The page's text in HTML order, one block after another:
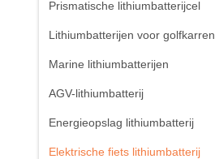
Prismatische lithiumbatterijcel
Lithiumbatterijen voor golfkarren
Marine lithiumbatterijen
AGV-lithiumbatterij
Energieopslag lithiumbatterij
Elektrische fiets lithiumbatterij